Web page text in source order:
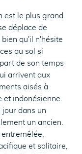
est le plus grand
déplace de
qu'il n'hésite
au sol si
de son temps
arrivent aux
aisés à
indonésienne.
jour dans un
un ancien.
et solitaire,